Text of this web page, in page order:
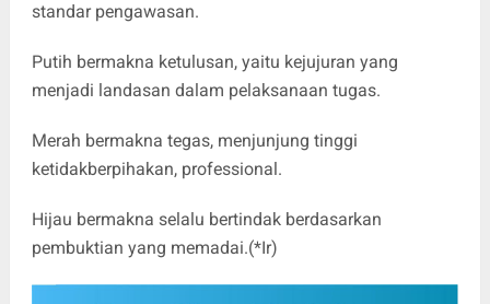
standar pengawasan.
Putih bermakna ketulusan, yaitu kejujuran yang
menjadi landasan dalam pelaksanaan tugas.
Merah bermakna tegas, menjunjung tinggi
ketidakberpihakan, professional.
Hijau bermakna selalu bertindak berdasarkan
pembuktian yang memadai.(*Ir)